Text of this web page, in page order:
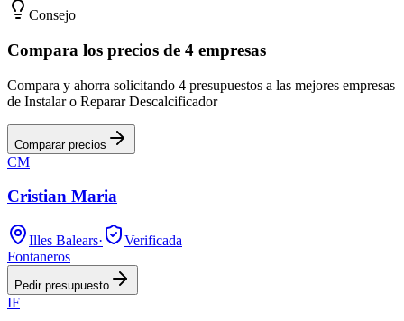
Consejo
Compara los precios de 4 empresas
Compara y ahorra solicitando 4 presupuestos a las mejores empresas
de Instalar o Reparar Descalcificador
Comparar precios
CM
Cristian Maria
Illes Balears·
Verificada
Fontaneros
Pedir presupuesto
IF